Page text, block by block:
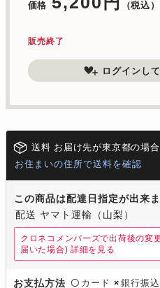
価格 （税込）
販売終了
ログインし
送料 お届け先が東京都の場合
お住まいの住所で送料を確認
この商品は配達日指定が出来
配送 ヤマト運輸（山梨）
クロネコメンバーズで出荷後の変
届いた場合) 詳細を見る
お支払方法 〇 カード × 銀行振込